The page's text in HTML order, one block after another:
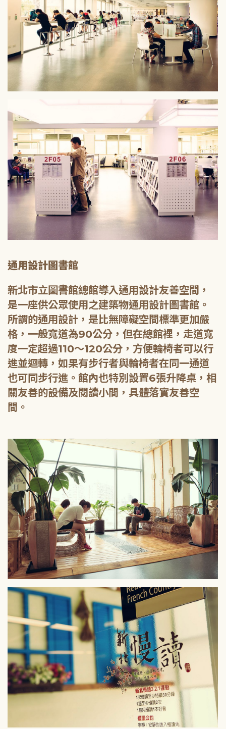
通用設計圖書館
新北市立圖書館總館導入通用設計友善空間，
是一座供公眾使用之建築物通用設計圖書館。
所謂的通用設計，是比無障礙空間標準更加嚴
格，一般寬道為90公分，但在總館裡，走道寬
度一定超過110～120公分，方便輪椅者可以行
進並迴轉，如果有步行者與輪椅者在同一通道
也可同步行進。館內也特別設置6張升降桌，相
關友善的設備及閱讀小間，具體落實友善空
間。